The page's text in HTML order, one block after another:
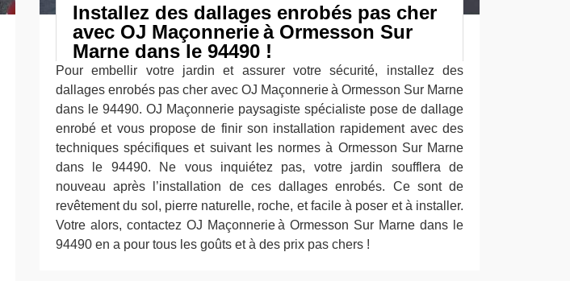
Installez des dallages enrobés pas cher
avec OJ Maçonnerie à Ormesson Sur
Marne dans le 94490 !
Pour embellir votre jardin et assurer votre sécurité, installez des
dallages enrobés pas cher avec OJ Maçonnerie à Ormesson Sur Marne
dans le 94490. OJ Maçonnerie paysagiste spécialiste pose de dallage
enrobé et vous propose de finir son installation rapidement avec des
techniques spécifiques et suivant les normes à Ormesson Sur Marne
dans le 94490. Ne vous inquiétez pas, votre jardin soufflera de
nouveau après l’installation de ces dallages enrobés. Ce sont de
revêtement du sol, pierre naturelle, roche, et facile à poser et à installer.
Votre alors, contactez OJ Maçonnerie à Ormesson Sur Marne dans le
94490 en a pour tous les goûts et à des prix pas chers !